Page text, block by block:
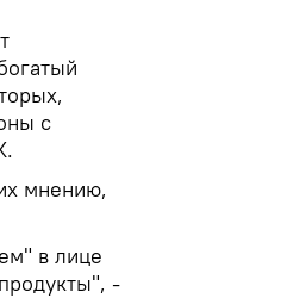
с
мнению,
в лице
-